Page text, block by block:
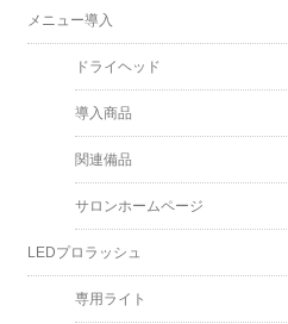
メニュー導入
ドライヘッド
導入商品
関連備品
サロンホームページ
LEDプロラッシュ
専用ライト